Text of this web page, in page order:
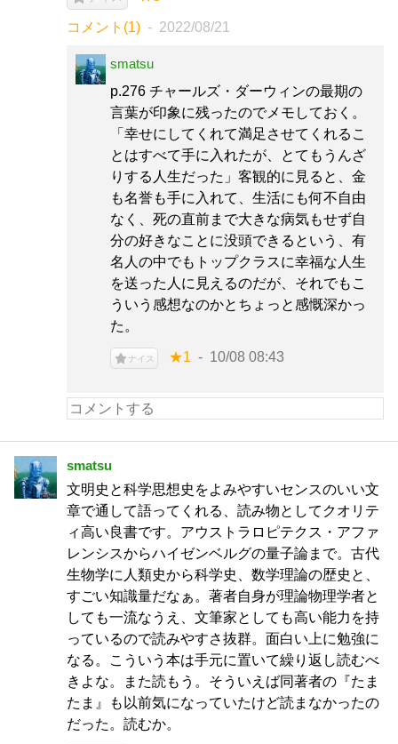
コメント(1) 2022/08/21
smatsu
p.276 チャールズ・ダーウィンの最期の
言葉が印象に残ったのでメモしておく。
「幸せにしてくれて満足させてくれるこ
とはすべて手に入れたが、とてもうんざ
りする人生だった」客観的に見ると、金
も名誉も手に入れて、生活にも何不自由
なく、死の直前まで大きな病気もせず自
分の好きなことに没頭できるという、有
名人の中でもトップクラスに幸福な人生
を送った人に見えるのだが、それでもこ
ういう感想なのかとちょっと感慨深かっ
た。
ナイス ★1 10/08 08:43
smatsu
文明史と科学思想史をよみやすいセンスのいい文
章で通して語ってくれる、読み物としてクオリテ
ィ高い良書です。アウストラロピテクス・アファ
レンシスからハイゼンベルグの量子論まで。古代
生物学に人類史から科学史、数学理論の歴史と、
すごい知識量だなぁ。著者自身が理論物理学者と
しても一流なうえ、文筆家としても高い能力を持
っているので読みやすさ抜群。面白い上に勉強に
なる。こういう本は手元に置いて繰り返し読むべ
きよな。また読もう。そういえば同著者の『たま
たま』も以前気になっていたけど読まなかったの
だった。読むか。